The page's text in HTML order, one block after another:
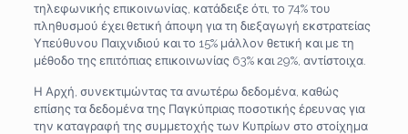
τηλεφωνικής επικοινωνίας, κατάδειξε ότι, το 74% του
πληθυσμού έχει θετική άποψη για τη διεξαγωγή εκστρατείας
Υπεύθυνου Παιχνιδιού και το 15% μάλλον θετική και με τη
μέθοδο της επιτόπιας επικοινωνίας 63% και 29%, αντίστοιχα.
Η Αρχή, συνεκτιμώντας τα ανωτέρω δεδομένα, καθώς
επίσης τα δεδομένα της Παγκύπριας ποσοτικής έρευνας για
την καταγραφή της συμμετοχής των Κυπρίων στο στοίχημα